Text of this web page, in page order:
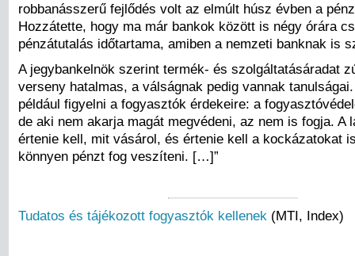
robbanásszerű fejlődés volt az elmúlt húsz évben a
Hozzátette, hogy ma már bankok között is négy órára
pénzátutalás időtartama, amiben a nemzeti banknak is
A jegybankelnök szerint termék- és szolgáltatásáradat
verseny hatalmas, a válságnak pedig vannak
például figyelni a fogyasztók érdekeire: a
de aki nem akarja magát megvédeni, az nem is fogja. A
értenie kell, mit vásárol, és értenie kell a kockázatokat
könnyen pénzt fog veszíteni. […]”
Tudatos és tájékozott fogyasztók kellenek (MTI, Index)